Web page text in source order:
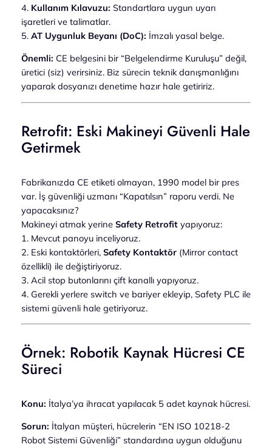
4. Kullanım Kılavuzu: Standartlara uygun uyarı
işaretleri ve talimatlar.
5. AT Uygunluk Beyanı (DoC): İmzalı yasal belge.
Önemli: CE belgesini bir “Belgelendirme Kuruluşu” değil,
üretici (siz) verirsiniz. Biz sürecin teknik danışmanlığını
yaparak dosyanızı denetime hazır hale getiririz.
Retrofit: Eski Makineyi Güvenli Hale
Getirmek
Fabrikanızda CE etiketi olmayan, 1990 model bir pres
var. İş güvenliği uzmanı “Kapatılsın” raporu verdi. Ne
yapacaksınız?
Makineyi atmak yerine Safety Retrofityapıyoruz:
1. Mevcut panoyu inceliyoruz.
2. Eski kontaktörleri, Safety Kontaktör(Mirror contact
özellikli) ile değiştiriyoruz.
3. Acil stop butonlarını çift kanallı yapıyoruz.
4. Gerekli yerlere switch ve bariyer ekleyip, Safety PLC ile
sistemi güvenli hale getiriyoruz.
Örnek: Robotik Kaynak Hücresi CE
Süreci
Konu: İtalya’ya ihracat yapılacak 5 adet kaynak hücresi.
Sorun: İtalyan müşteri, hücrelerin “EN ISO 10218-2
Robot Sistemi Güvenliği” standardına uygun olduğunu